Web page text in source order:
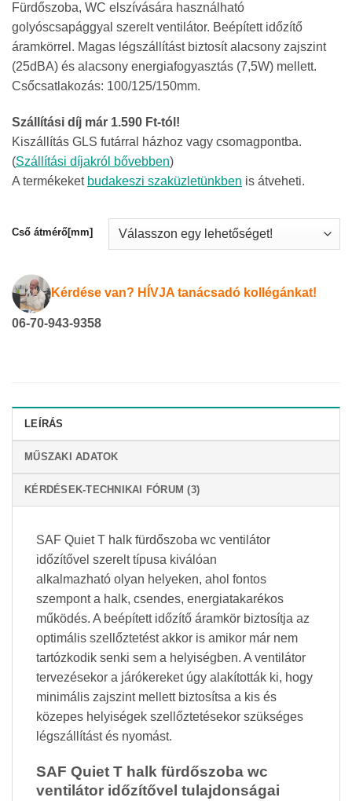
789Ft
-
79
804Ft
Fürdőszoba, WC elszívására használható
golyóscsapággyal szerelt ventilátor. Beépített időzítő
áramkörrel. Magas légszállítást biztosít alacsony zajszint
(25dBA) és alacsony energiafogyasztás (7,5W) mellett.
Csőcsatlakozás: 100/125/150mm.
Szállítási díj már 1.590 Ft-tól!
Kiszállítás GLS futárral házhoz vagy csomagpontba.
(Szállítási díjakról bővebben)
A termékeket budakeszi szaküzletünkben is átveheti.
Cső átmérő[mm]
Kérdése van? HÍVJA tanácsadó kollégánkat!
06-70-943-9358
LEÍRÁS
MŰSZAKI ADATOK
KÉRDÉSEK-TECHNIKAI FÓRUM (3)
SAF Quiet T halk fürdőszoba wc ventilátor
időzítővel szerelt típusa kiválóan
alkalmazható olyan helyeken, ahol fontos
szempont a halk, csendes, energiatakarékos
működés. A beépített időzítő áramkör biztosítja az
optimális szellőztetést akkor is amikor már nem
tartózkodik senki sem a helyiségben. A ventilátor
tervezésekor a járókereket úgy alakították ki, hogy
minimális zajszint mellett biztosítsa a kis és
közepes helyiségek szellőztetésekor szükséges
légszállítást és nyomást.
SAF Quiet T halk fürdőszoba wc
ventilátor időzítővel tulajdonságai